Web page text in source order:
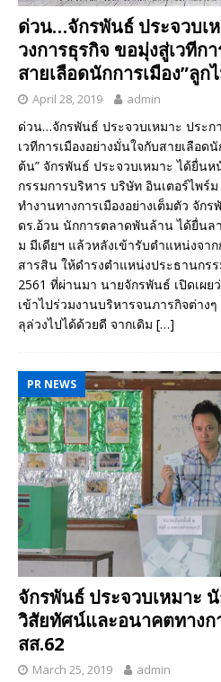
ด่วน…จักรพันธ์ ประจวบเ
วงการธุรกิจ ขอมุ่งสู่เวทีก
สายเลือดนักการเมือง”ลู
April 28, 2019 admin
ด่วน…จักรพันธ์ ประจวบเหมาะ ประก
เวทีการเมืองอย่างมั่นใจกับสายเลือด
ต้น” จักรพันธ์ ประจวบเหมาะ ได้ยื่น
กรรมการบริหาร บริษัท อินเตอร์ไพร์ม
ทำงานทางการเมืองอย่างเต็มตัว จัก
ดร.อ้วน นักการตลาดพันล้าน ได้ยื่นล
ม มีเดียฯ แล้วหลังเข้ารับตำแหน่งจา
สารสิน ให้ดำรงตำแหน่งประธานกร
2561 ที่ผ่านมา นายจักรพันธ์ เปิดเผย
เข้าไปร่วมงานบริหารจนภารกิจต่าง
ลุล่วงไปได้ด้วยดี จากเดิม […]
PR NEWS
จักรพันธ์ ประจวบเหมาะ
วิสัยทัศน์และอนาคตทางก
สส.62
March 25, 2019 admin